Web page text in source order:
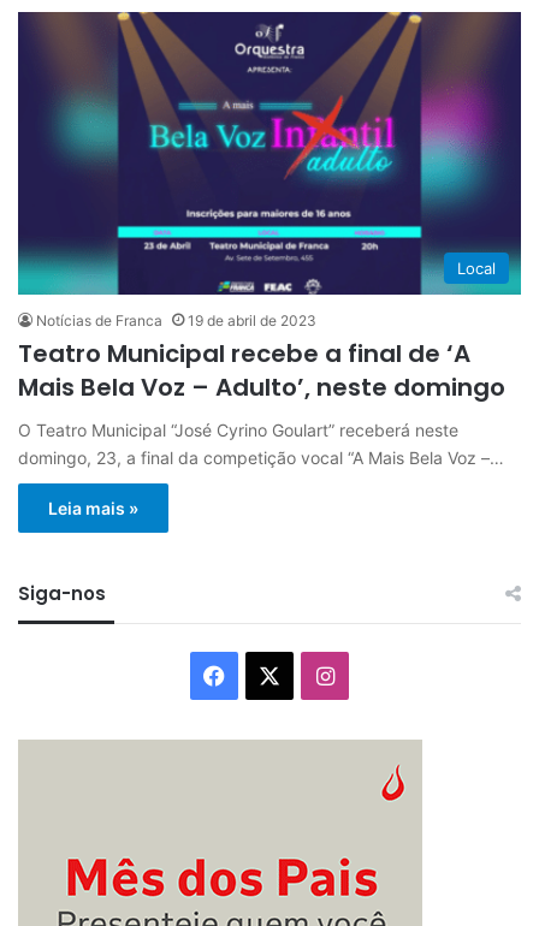
Local
Notícias de Franca 19 de abril de 2023
Teatro Municipal recebe a final de ‘A
Mais Bela Voz – Adulto’, neste domingo
O Teatro Municipal “José Cyrino Goulart” receberá neste
domingo, 23, a final da competição vocal “A Mais Bela Voz –…
Leia mais »
Siga-nos
Facebook Instagram